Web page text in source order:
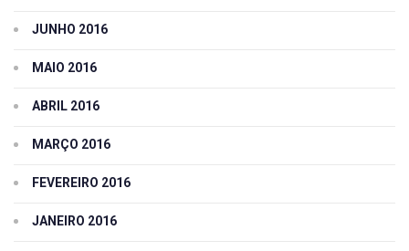
JUNHO 2016
MAIO 2016
ABRIL 2016
MARÇO 2016
FEVEREIRO 2016
JANEIRO 2016